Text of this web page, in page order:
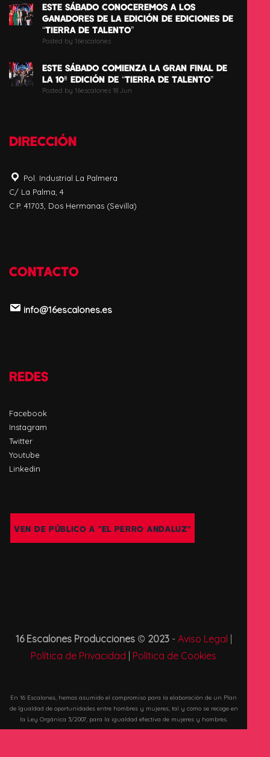
ESTE SÁBADO CONOCEREMOS A LOS
GANADORES DE LA EDICIÓN DE EDICIONES DE
“TIERRA DE TALENTO”
Posted by 16escalones
ESTE SÁBADO COMIENZA LA GRAN FINAL DE
LA 10ª EDICIÓN DE “TIERRA DE TALENTO”
Posted by 16escalones 18 Jun
DIRECCIÓN
Pol. Industrial La Palmera
C/ La Palma, 4
C.P. 41703, Dos Hermanas (Sevilla)
CONTACTO
info@16escalones.es
REDES
Facebook
Instagram
Twitter
Youtube
Linkedin
VEN DE PÚBLICO A "EL PERRO ANDALUZ"
16 Escalones Producciones© 2023- Aviso Legal |
Política de Privacidad | Política de Cookies
En 16 Escalones, hemos asumido el compromiso para la elaboración de un Plan
de Igualdad de oportunidades entre hombres y mujeres, tal y como se recoge en
la Ley Orgánica 3/2007, para la igualdad efectiva de mujeres y hombres.